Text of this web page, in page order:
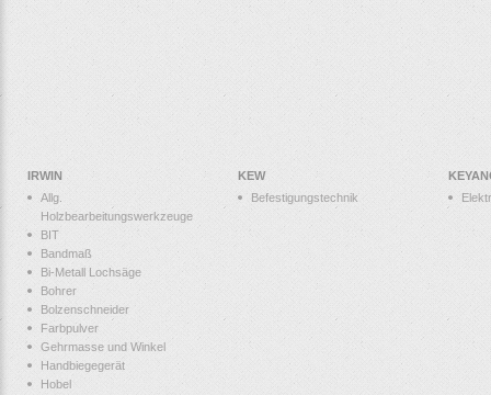
IRWIN
Allg.
Holzbearbeitungswerkzeuge
BIT
Bandmaß
Bi-Metall Lochsäge
Bohrer
Bolzenschneider
Farbpulver
Gehrmasse und Winkel
Handbiegegerät
Hobel
KEW
Befestigungstechnik